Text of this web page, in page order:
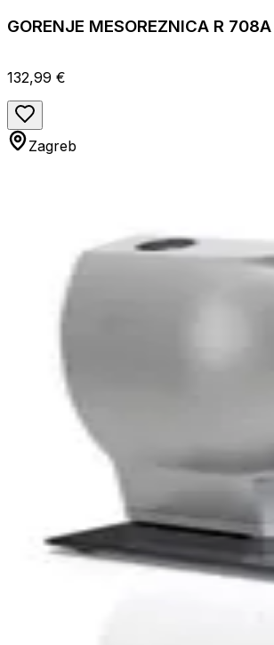
GORENJE MESOREZNICA R 708A
132,99 €
Zagreb